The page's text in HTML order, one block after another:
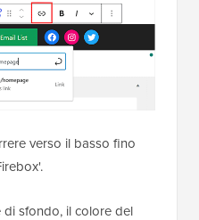
verso il basso fino
sfondo, il colore del